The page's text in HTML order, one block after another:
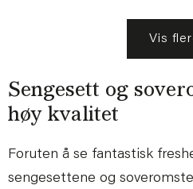
Vis
Sengesett og
høy kvalitet
Foruten å se fantastisk
sengesettene og